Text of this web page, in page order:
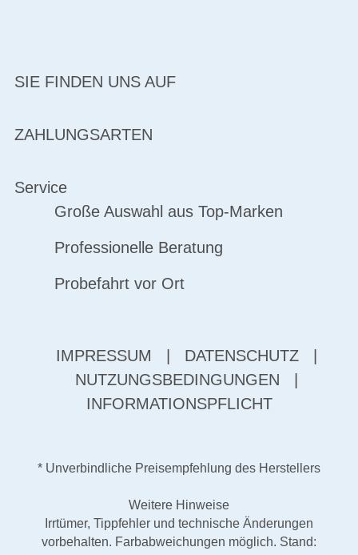
SIE FINDEN UNS AUF
ZAHLUNGSARTEN
Service
Große Auswahl aus Top-Marken
Professionelle Beratung
Probefahrt vor Ort
IMPRESSUM DATENSCHUTZ
NUTZUNGSBEDINGUNGEN
INFORMATIONSPFLICHT
* Unverbindliche Preisempfehlung des Herstellers
Weitere Hinweise
Irrtümer, Tippfehler und technische Änderungen
vorbehalten. Farbabweichungen möglich. Stand: